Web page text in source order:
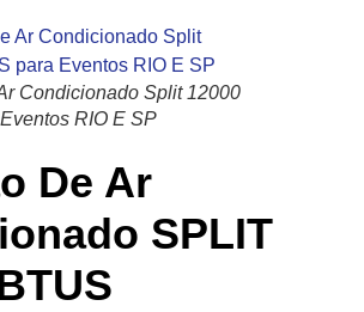
Condicionado Split 12000
RIO E SP
De Ar
SPLIT